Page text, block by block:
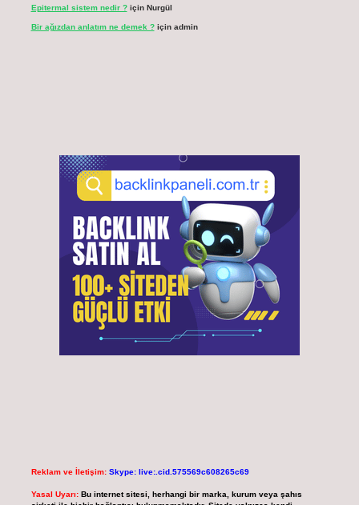
Epitermal sistem nedir ?için Nurgül
Bir ağızdan anlatım ne demek ?için admin
Reklam ve İletişim: Skype: live:.cid.575569c608265c69
Yasal Uyarı: Bu internet sitesi, herhangi bir marka, kurum veya şahıs